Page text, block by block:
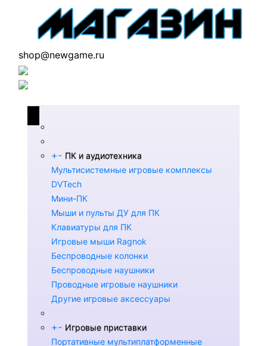
shop@newgame.ru
+- ПК и аудиотехника
Мультисистемные игровые комплексы
DVTech
Мини-ПК
Мыши и пульты ДУ для ПК
Клавиатуры для ПК
Игровые мыши Ragnok
Беспроводные колонки
Беспроводные наушники
Проводные игровые наушники
Другие игровые аксессуары
+- Игровые приставки
Портативные мультиплатформенные